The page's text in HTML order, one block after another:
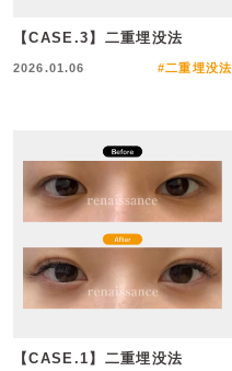
【CASE.3】二重埋没法
2026.01.06 #二重埋没法
【CASE.1】二重埋没法